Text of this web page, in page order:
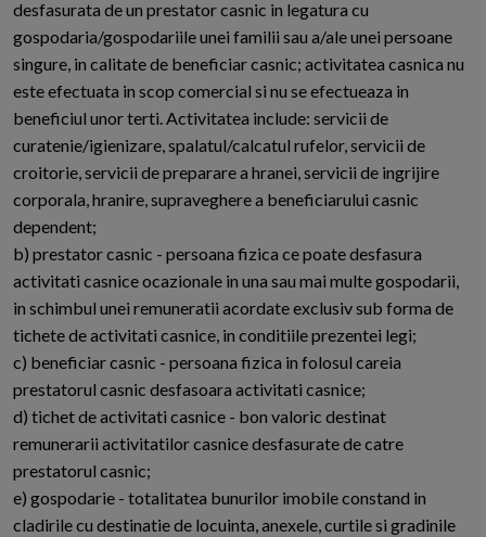
desfasurata de un prestator casnic in legatura cu
gospodaria/gospodariile unei familii sau a/ale unei persoane
singure, in calitate de beneficiar casnic; activitatea casnica nu
este efectuata in scop comercial si nu se efectueaza in
beneficiul unor terti. Activitatea include: servicii de
curatenie/igienizare, spalatul/calcatul rufelor, servicii de
croitorie, servicii de preparare a hranei, servicii de ingrijire
corporala, hranire, supraveghere a beneficiarului casnic
dependent;
b) prestator casnic - persoana fizica ce poate desfasura
activitati casnice ocazionale in una sau mai multe gospodarii,
in schimbul unei remuneratii acordate exclusiv sub forma de
tichete de activitati casnice, in conditiile prezentei legi;
c) beneficiar casnic - persoana fizica in folosul careia
prestatorul casnic desfasoara activitati casnice;
d) tichet de activitati casnice - bon valoric destinat
remunerarii activitatilor casnice desfasurate de catre
prestatorul casnic;
e) gospodarie - totalitatea bunurilor imobile constand in
cladirile cu destinatie de locuinta, anexele, curtile si gradinile